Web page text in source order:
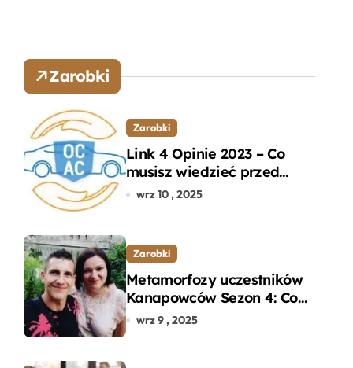
Zarobki
Zarobki
Link 4 Opinie 2023 – Co
musisz wiedzieć przed
wyborem ubezpieczenia
wrz 10 , 2025
Zarobki
Metamorfozy uczestników
Kanapowców Sezon 4: Co
naprawdę zaskoczyło
wrz 9 , 2025